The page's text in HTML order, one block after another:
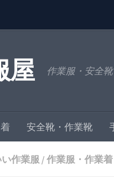
屋 作業服・安全
安全靴・作業靴
作業服 / 作業服・作業着